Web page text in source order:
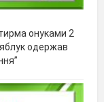
онуками 2
яблук одержав